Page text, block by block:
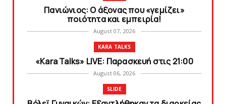
Πανιώνιος: O άξονας που «γεμίζει»
ποιότητα και εμπειρία!
August 07, 2026
KARA TALKS
«Kara Talks» LIVE: Παρασκευή στις 21:00
August 06, 2026
SLIDE